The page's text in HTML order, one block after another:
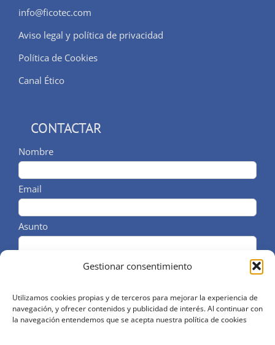
Gestionar consentimiento
Utilizamos cookies propias y de terceros para mejorar la experiencia de
navegación, y ofrecer contenidos y publicidad de interés. Al continuar con
la navegación entendemos que se acepta nuestra política de cookies
info@ficotec.com
Aviso legal y política de privacidad
Política de Cookies
Canal Ético
CONTACTAR
Nombre
Email
Asunto
Comentarios / Telf
He leido y acepto el aviso legal y la política de